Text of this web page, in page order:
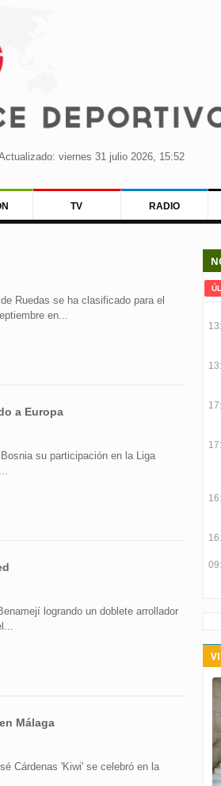
viernes 31 julio 2026, 15:52
TV RADIO
Ruedas se ha clasificado para el
en...
a Europa
su participación en la Liga
logrando un doblete arrollador
Málaga
Cárdenas 'Kiwi' se celebró en la